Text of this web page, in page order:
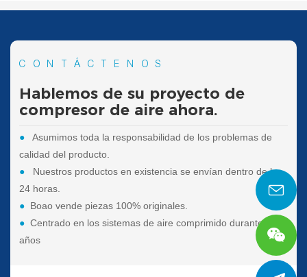
CONTÁCTENOS
Hablemos de su proyecto de
compresor de aire ahora.
●
Asumimos toda la responsabilidad de los problemas de
calidad del producto.
●
Nuestros productos en existencia se envían dentro de las
24 horas.
● Boao vende piezas 100% originales.
●Centrado en los sistemas de aire comprimido durante 25
años